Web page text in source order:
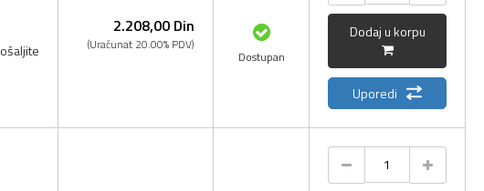
2.208,00 Din
(Uračunat 20.00% PDV)
Dostupan
Dodaj u korpu
Uporedi